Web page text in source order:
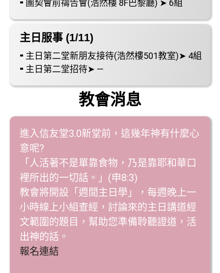
⁃ 團契會前禱告會(浩然樓 8F巴黎廳) ➤ 6組
主日服事 (1/11)
⁃ 主日第二堂新朋友接待(浩然樓501教室)➤ 4組
⁃ 主日第二堂招待➤ —
教會消息
進入信友堂3.0新堂前，這幾年神有什麼心
意呢?
「人活著不是單靠食物，乃是靠耶和華口
裡所出的一切話。」(申8:3)
教會將開設「週間主日學」，每週晚上一
小時線上小組查經，討論來的主日講道經
文範圍的題目，幫助您準備聆聽證道，活
出神的話。
報名連結